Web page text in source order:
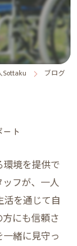
ブログ
ト
境を提供で
フが、一人
を通じて自
にも信頼さ
緒に見守っ